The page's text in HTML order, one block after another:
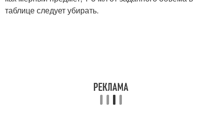
таблице следует убирать.